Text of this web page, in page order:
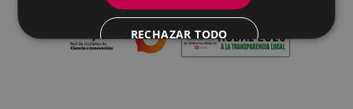
RECHAZAR TODO